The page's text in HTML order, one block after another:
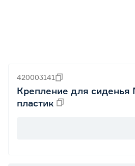
420003141
Крепление для сиденья
пластик